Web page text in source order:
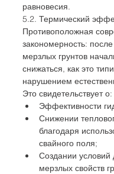
равновесия.
5.2. Термический
Противоположная
закономерность:
мерзлых грунтов
снижаться, как это
нарушением
Это свидетельствует о:
Эффективности
Снижении
благодаря
свайного поля;
Создании условий
мерзлых свойств